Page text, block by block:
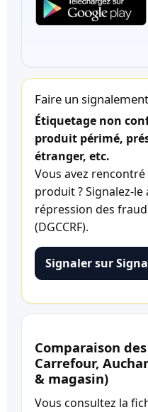
Faire un
Étiquetage non
produit périmé,
étranger, etc.
Vous avez
produit ? Signalez-le
répression des
(DGCCRF).
Signaler sur
Comparaison
Carrefour,
& magasin)
Vous consultez la